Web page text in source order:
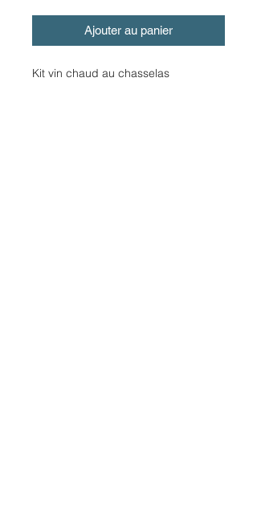
Ajouter au panier
Kit vin chaud au chasselas